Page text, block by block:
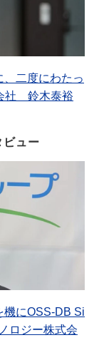
二度にわたっ
社 鈴木泰裕
ュー
機にOSS-DB Si
ロジー株式会